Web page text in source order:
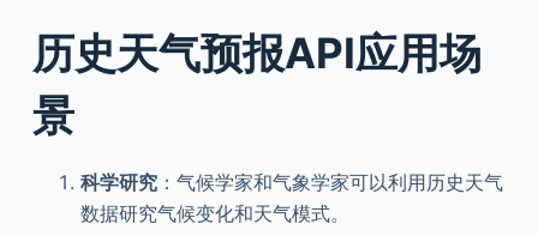
历史天气预报API应用场
景
科学研究：气候学家和气象学家可以利用历史天气
数据研究气候变化和天气模式。